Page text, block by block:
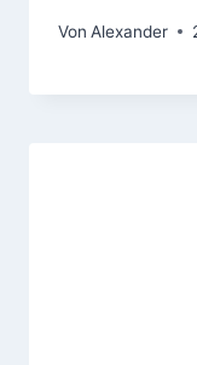
Von Alexander